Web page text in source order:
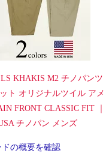
KHAKIS M2 チノパンツ
ト オリジナルツイル アメ
FRONT CLASSIC FIT ｜
チノパン メンズ
ドの概要を確認